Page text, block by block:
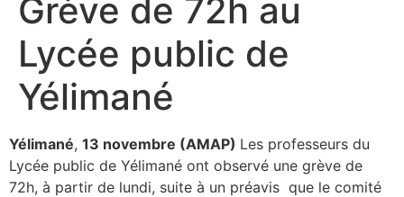
Grève de 72h au
Lycée public de
Yélimané
Yélimané, 13 novembre (AMAP) Les professeurs du
Lycée public de Yélimané ont observé une grève de
72h, à partir de lundi, suite à un préavis que le comité